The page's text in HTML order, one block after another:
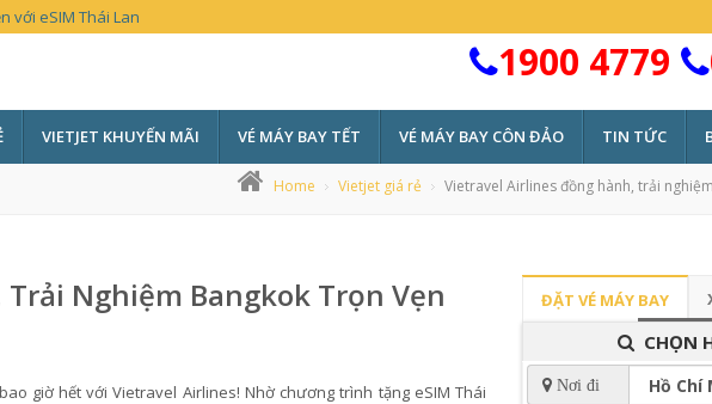
với eSIM Thái Lan
1900 4779
VIETJET KHUYẾN MÃI VÉ MÁY BAY TẾT VÉ MÁY BAY CÔN ĐẢO TIN TỨC
Home Vietjet giá rẻ Vietravel Airlines đồng hành, trải
Nghiệm Bangkok Trọn Vẹn
giờ hết với Vietravel Airlines! Nhờ chương trình tặng eSIM Thái
ĐẶT VÉ MÁY BAY
CHỌN
Nơi đi